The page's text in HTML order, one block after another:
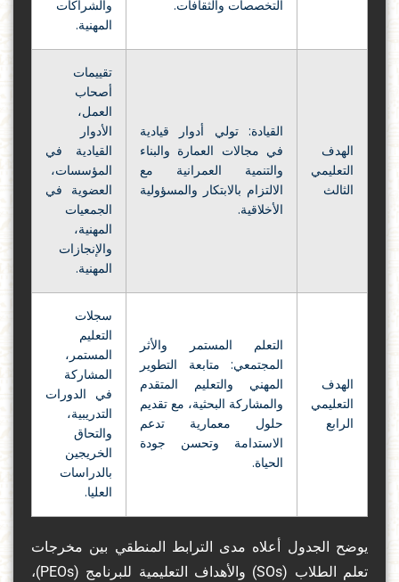
التخصصات والثقافات.
والشراكات
المهنية.
الهدف
التعليمي
الثالث
القيادة: تولي أدوار قيادية
في مجالات العمارة والبناء
والتنمية العمرانية مع
الالتزام بالابتكار والمسؤولية
الأخلاقية.
تقييمات
أصحاب
العمل،
الأدوار
القيادية في
المؤسسات،
العضوية في
الجمعيات
المهنية،
والإنجازات
المهنية.
الهدف
التعليمي
الرابع
التعلم المستمر والأثر
المجتمعي: متابعة التطوير
المهني والتعليم المتقدم
والمشاركة البحثية، مع تقديم
حلول معمارية تدعم
الاستدامة وتحسن جودة
الحياة.
سجلات
التعليم
المستمر،
المشاركة
في الدورات
التدريبية،
والتحاق
الخريجين
بالدراسات
العليا.
يوضح الجدول أعلاه مدى الترابط المنطقي بين مخرجات
تعلم الطلاب (SOs) والأهداف التعليمية للبرنامج (PEOs)،